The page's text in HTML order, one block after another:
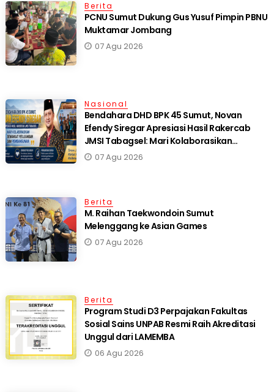
Berita
PCNU Sumut Dukung Gus Yusuf Pimpin PBNU
Muktamar Jombang
07 Agu 2026
Nasional
Bendahara DHD BPK 45 Sumut, Novan
Efendy Siregar Apresiasi Hasil Rakercab
JMSI Tabagsel: Mari Kolaborasikan
Semangat Perjuangan dan Pembangunan
07 Agu 2026
Berita
M. Raihan Taekwondoin Sumut
Melenggang ke Asian Games
07 Agu 2026
Berita
Program Studi D3 Perpajakan Fakultas
Sosial Sains UNPAB Resmi Raih Akreditasi
Unggul dari LAMEMBA
06 Agu 2026